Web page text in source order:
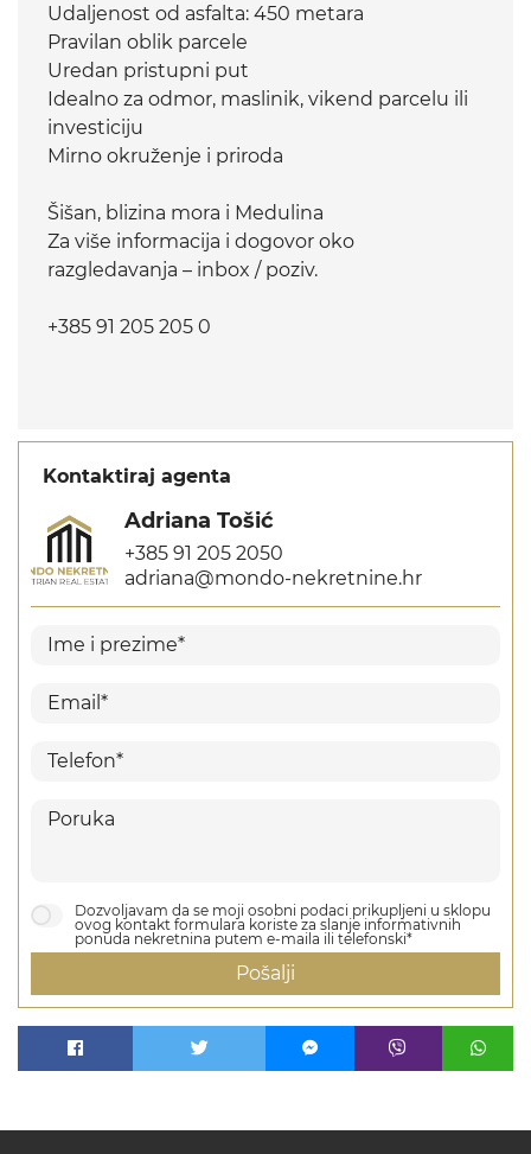
Udaljenost od asfalta: 450 metara
Pravilan oblik parcele
Uredan pristupni put
Idealno za odmor, maslinik, vikend parcelu ili
investiciju
Mirno okruženje i priroda
Šišan, blizina mora i Medulina
Za više informacija i dogovor oko
razgledavanja – inbox / poziv.
+385 91 205 205 0
Kontaktiraj agenta
Adriana Tošić
+385 91 205 2050
adriana@mondo-nekretnine.hr
Dozvoljavam da se moji osobni podaci prikupljeni u sklopu
ovog kontakt formulara koriste za slanje informativnih
ponuda nekretnina putem e-maila ili telefonski*
Pošalji